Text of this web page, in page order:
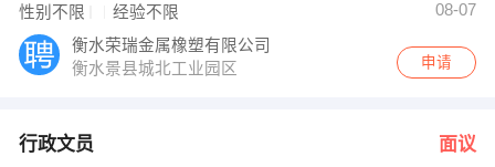
性别不限 经验不限
08-07
衡水荣瑞金属橡塑有限公司
衡水景县城北工业园区
申请
行政文员 面议